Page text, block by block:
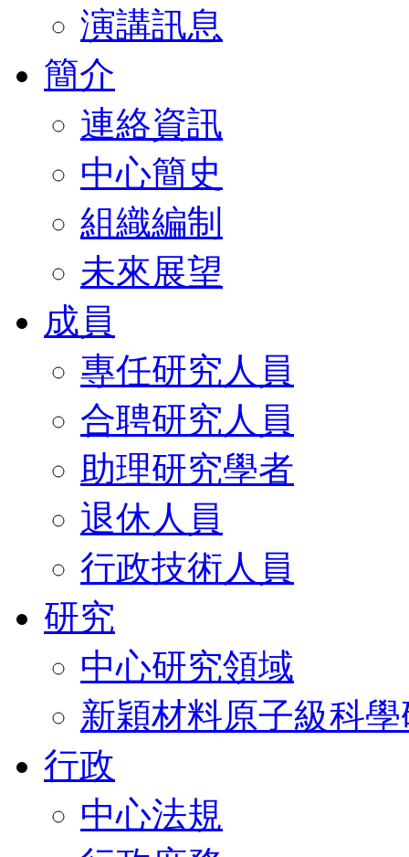
演講訊息
簡介
連絡資訊
中心簡史
組織編制
未來展望
成員
專任研究人員
合聘研究人員
助理研究學者
退休人員
行政技術人員
研究
中心研究領域
新穎材料原子級科
行政
中心法規